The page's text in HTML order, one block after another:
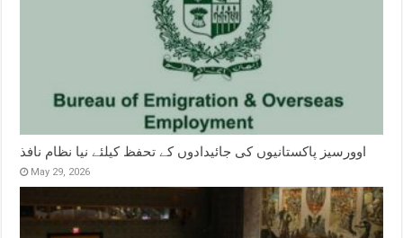
اوورسیز پاکستانیوں کی جائیدادوں کے تحفظ کیلئے نیا نظام نافذ
May 29, 2026